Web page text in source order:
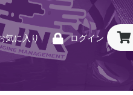
気に入り ログイン